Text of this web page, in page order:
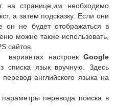
на странице,им необходимо
а затем подсказку. Если они
он не будет отображаться в
можно также использовать,
сайтов.
настроек Google
списка язык вручную. Здесь
английского языка на
перевода поиска в